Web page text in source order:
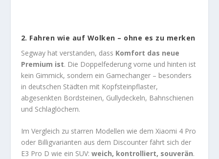
2. Fahren wie auf Wolken – ohne es zu merken
Segway hat verstanden, dass Komfort das neue
Premium ist. Die Doppelfederung vorne und hinten ist
kein Gimmick, sondern ein Gamechanger – besonders
in deutschen Städten mit Kopfsteinpflaster,
abgesenkten Bordsteinen, Gullydeckeln, Bahnschienen
und Schlaglöchern.
Im Vergleich zu starren Modellen wie dem Xiaomi 4 Pro
oder Billigvarianten aus dem Discounter fährt sich der
E3 Pro D wie ein SUV: weich, kontrolliert, souverän.